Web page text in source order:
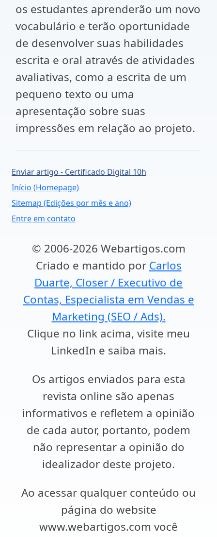
os estudantes aprenderão um novo
vocabulário e terão oportunidade
de desenvolver suas habilidades
escrita e oral através de atividades
avaliativas, como a escrita de um
pequeno texto ou uma
apresentação sobre suas
impressões em relação ao projeto.
Enviar artigo - Certificado Digital 10h
Início (Homepage)
Sitemap (Edições por mês e ano)
Entre em contato
© 2006-2026 Webartigos.com
Criado e mantido por Carlos
Duarte, Closer / Executivo de
Contas, Especialista em Vendas e
Marketing (SEO / Ads).
Clique no link acima, visite meu
LinkedIn e saiba mais.
Os artigos enviados para esta
revista online são apenas
informativos e refletem a opinião
de cada autor, portanto, podem
não representar a opinião do
idealizador deste projeto.
Ao acessar qualquer conteúdo ou
página do website
www.webartigos.com você